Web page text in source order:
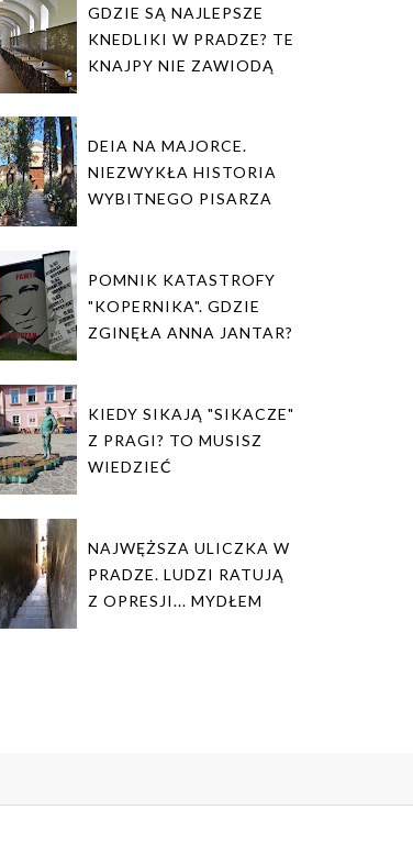
GDZIE SĄ NAJLEPSZE
KNEDLIKI W PRADZE? TE
KNAJPY NIE ZAWIODĄ
DEIA NA MAJORCE.
NIEZWYKŁA HISTORIA
WYBITNEGO PISARZA
POMNIK KATASTROFY
"KOPERNIKA". GDZIE
ZGINĘŁA ANNA JANTAR?
KIEDY SIKAJĄ "SIKACZE"
Z PRAGI? TO MUSISZ
WIEDZIEĆ
NAJWĘŻSZA ULICZKA W
PRADZE. LUDZI RATUJĄ
Z OPRESJI... MYDŁEM